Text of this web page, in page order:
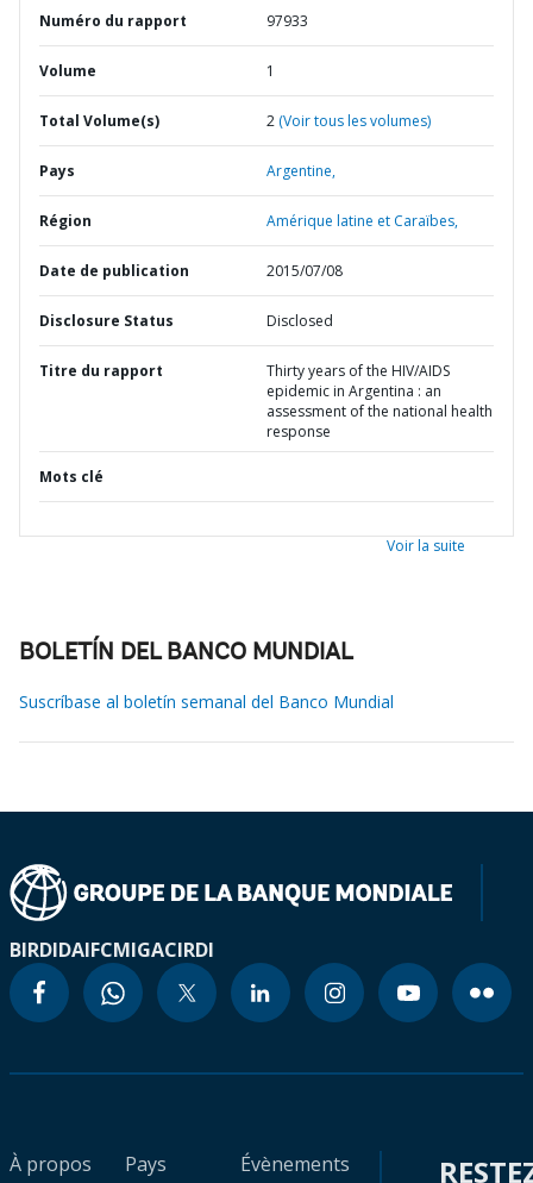
Numéro du rapport 97933
Volume 1
Total Volume(s) 2 (Voir tous les volumes)
Pays Argentine,
Région Amérique latine et Caraïbes,
Date de publication 2015/07/08
Disclosure Status Disclosed
Titre du rapport
Thirty years of the HIV/AIDS
epidemic in Argentina : an
assessment of the national health
response
Mots clé
Voir la suite
BOLETÍN DEL BANCO MUNDIAL
Suscríbase al boletín semanal del Banco Mundial
BIRDIDAIFCMIGACIRDI
À propos
Pays
Évènements